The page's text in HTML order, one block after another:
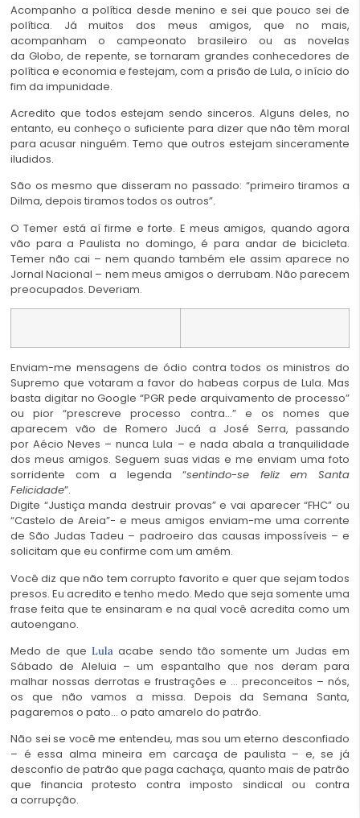
Acompanho a política desde menino e sei que pouco sei de
política. Já muitos dos meus amigos, que no mais,
acompanham o campeonato brasileiro ou as novelas
da Globo, de repente, se tornaram grandes conhecedores de
política e economia e festejam, com a prisão de Lula, o início do
fim da impunidade.
Acredito que todos estejam sendo sinceros. Alguns deles, no
entanto, eu conheço o suficiente para dizer que não têm moral
para acusar ninguém. Temo que outros estejam sinceramente
iludidos.
São os mesmo que disseram no passado: “primeiro tiramos a
Dilma, depois tiramos todos os outros”.
O Temer está aí firme e forte. E meus amigos, quando agora
vão para a Paulista no domingo, é para andar de bicicleta.
Temer não cai – nem quando também ele assim aparece no
Jornal Nacional – nem meus amigos o derrubam. Não parecem
preocupados. Deveriam.
Enviam-me mensagens de ódio contra todos os ministros do
Supremo que votaram a favor do habeas corpus de Lula. Mas
basta digitar no Google “PGR pede arquivamento de processo”
ou pior “prescreve processo contra…” e os nomes que
aparecem vão de Romero Jucá a José Serra, passando
por Aécio Neves – nunca Lula – e nada abala a tranquilidade
dos meus amigos. Seguem suas vidas e me enviam uma foto
sorridente com a legenda “sentindo-se feliz em Santa
Felicidade”.
Digite “Justiça manda destruir provas” e vai aparecer “FHC” ou
“Castelo de Areia”- e meus amigos enviam-me uma corrente
de São Judas Tadeu – padroeiro das causas impossíveis – e
solicitam que eu confirme com um amém.
Você diz que não tem corrupto favorito e quer que sejam todos
presos. Eu acredito e tenho medo. Medo que seja somente uma
frase feita que te ensinaram e na qual você acredita como um
autoengano.
Medo de que Lulaacabe sendo tão somente um Judas em
Sábado de Aleluia – um espantalho que nos deram para
malhar nossas derrotas e frustrações e … preconceitos – nós,
os que não vamos a missa. Depois da Semana Santa,
pagaremos o pato… o pato amarelo do patrão.
Não sei se você me entendeu, mas sou um eterno desconfiado
– é essa alma mineira em carcaça de paulista – e, se já
desconfio de patrão que paga cachaça, quanto mais de patrão
que financia protesto contra imposto sindical ou contra
a corrupção.